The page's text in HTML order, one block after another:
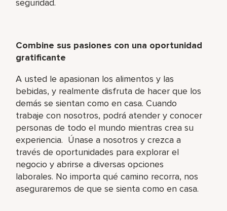
seguridad.
Combine sus pasiones con una oportunidad
gratificante
A usted le apasionan los alimentos y las
bebidas, y realmente disfruta de hacer que los
demás se sientan como en casa. Cuando
trabaje con nosotros, podrá atender y conocer
personas de todo el mundo mientras crea su
experiencia. Únase a nosotros y crezca a
través de oportunidades para explorar el
negocio y abrirse a diversas opciones
laborales. No importa qué camino recorra, nos
aseguraremos de que se sienta como en casa.